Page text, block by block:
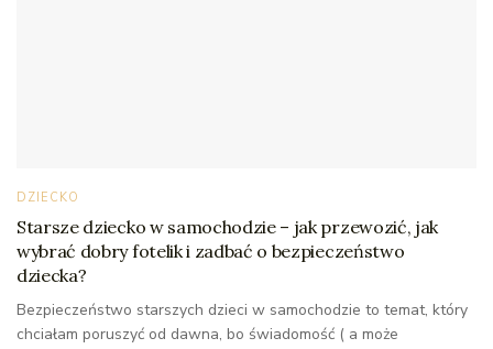
DZIECKO
Starsze dziecko w samochodzie – jak przewozić, jak
wybrać dobry fotelik i zadbać o bezpieczeństwo
dziecka?
Bezpieczeństwo starszych dzieci w samochodzie to temat, który
chciałam poruszyć od dawna, bo świadomość ( a może